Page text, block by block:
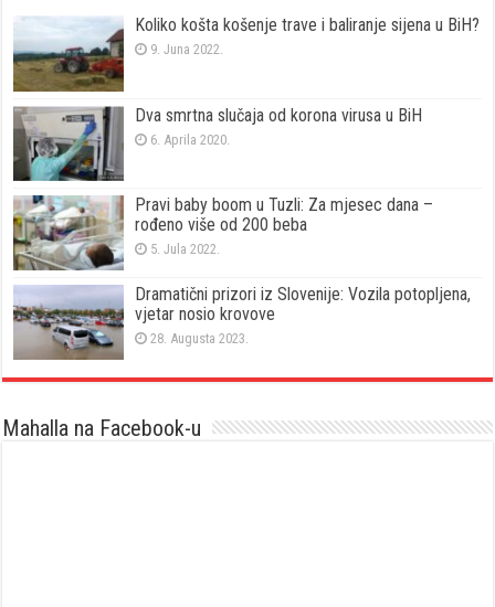
Koliko košta košenje trave i baliranje sijena u BiH?
9. Juna 2022.
Dva smrtna slučaja od korona virusa u BiH
6. Aprila 2020.
Pravi baby boom u Tuzli: Za mjesec dana –
rođeno više od 200 beba
5. Jula 2022.
Dramatični prizori iz Slovenije: Vozila potopljena,
vjetar nosio krovove
28. Augusta 2023.
Mahalla na Facebook-u